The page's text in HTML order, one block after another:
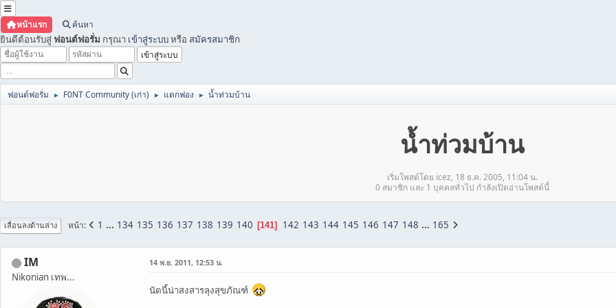
หน้าแรก ค้นหา
ยินดีต้อนรับสู่ ฟอนต์ฟอรั่ม กรุณา เข้าสู่ระบบหรือ สมัครสมาชิก
ฟอนต์ฟอรั่ม ► F0NT Community (เก่า) ► แตกฟอง ► น้ำท่วมบ้าน
น้ำท่วมบ้าน
เริ่มโพสต์โดย icez, 18 ธ.ค. 2005, 11:04 น.
0 สมาชิก และ 1 บุคคลทั่วไป กำลังเปิดอ่านโพสต์นี้
เลื่อนลงด้านล่าง หน้า 1 ... 134 135 136 137 138 139 140 141 142 143 144 145 146 147 148 ... 165
IM
Nikonian เทพ...
14 พ.ย. 2011, 12:53 น.
นัดนี้น่าสงสารลุงสุขภัณฑ์